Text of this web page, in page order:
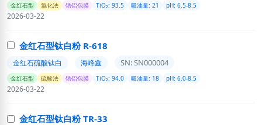
金红石型 氯化法 锆铝包膜 TiO₂: 93.5 吸油量: 21 pH: 6.5-8.5
2026-03-22
金红石型钛白粉 R-618
金红石硫酸钛白 海峰鑫 SN: SN000004
金红石型 硫酸法 锆铝包膜 TiO₂: 94.0 吸油量: 18 pH: 6.0-8.5
2026-03-22
金红石型钛白粉 TR-33